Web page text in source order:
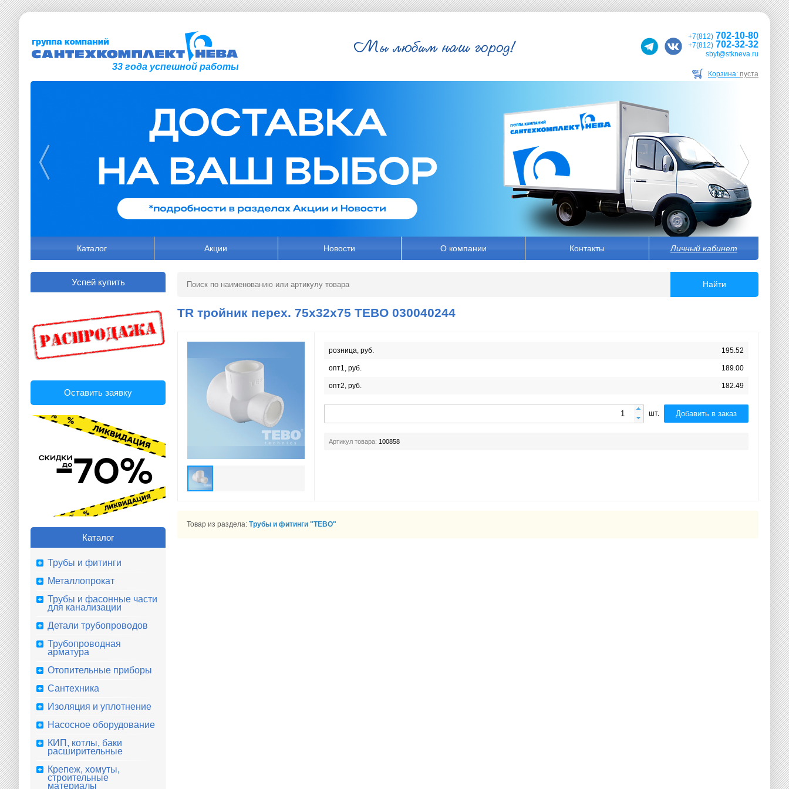
33 года успешной работы
+7(812) 702-10-80
+7(812) 702-32-32
sbyt@stkneva.ru
Корзина: пуста
Каталог Акции Новости О компании Контакты Личный кабинет
Успей купить
Оставить заявку
Каталог
Трубы и фитинги
Металлопрокат
Трубы и фасонные части
для канализации
Детали трубопроводов
Трубопроводная
арматура
Отопительные приборы
Сантехника
Изоляция и уплотнение
Насосное оборудование
КИП, котлы, баки
расширительные
Крепеж, хомуты,
строительные
материалы
Найти
TR тройник перех. 75x32x75 TEBO 030040244
розница, руб. 195.52
опт1, руб. 189.00
опт2, руб. 182.49
шт. Добавить в заказ
Артикул товара: 100858
Товар из раздела: Трубы и фитинги "TEBO"